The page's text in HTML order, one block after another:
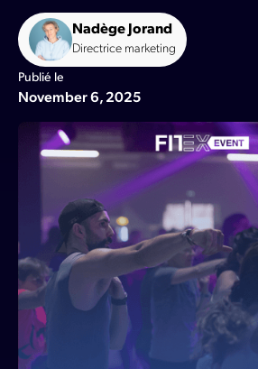
Nadège Jorand
Directrice marketing
Publié le
November 6, 2025